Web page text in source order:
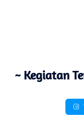
~ Kegiatan